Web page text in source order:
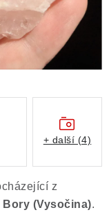
osobních údajů
kamenů
z
Bory (Vysočina).
+ další (4)